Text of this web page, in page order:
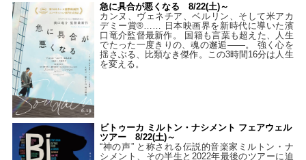
急に具合が悪くなる 8/22(土)～
カンヌ、ヴェネチア、ベルリン、そして米アカ
デミー賞®…… 日本映画界を新時代に導いた濱
口竜介監督最新作。 国籍も言葉も超えた、人生
でたった一度きりの、魂の邂逅――。 強く心を
揺さぶる、比類なき傑作。この3時間16分は人生
を変える。
ビトゥーカ ミルトン・ナシメント フェアウェル
ツアー 8/22(土)～
“神の声” と称される伝説的音楽家ミルトン・ナ
シメント、その半生と2022年最後のツアーに迫